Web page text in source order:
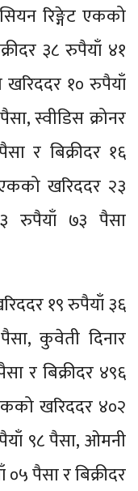
रिङ्गेट एकको
३८ रुपैयाँ ४१
१० रुपैयाँ
स्वीडिस क्रोनर
र बिक्रीदर १६
खरिददर २३
रुपैयाँ ७३ पैसा
१९ रुपैयाँ ३६
कुवेती दिनार
र बिक्रीदर ४९६
खरिददर ४०२
९८ पैसा, ओमनी
पैसा र बिक्रीदर